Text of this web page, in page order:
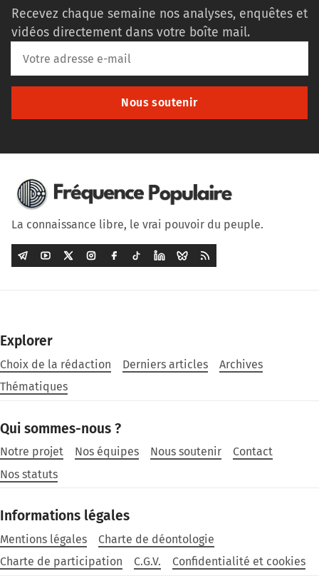
Recevez chaque semaine nos analyses, enquêtes et
vidéos directement dans votre boîte mail.
Nous soutenir
La connaissance libre, le vrai pouvoir du peuple.
Explorer
Choix de la rédaction Derniers articles
Archives
Thématiques
Qui sommes-nous ?
Notre projet Nos équipes Nous soutenir
Contact
Nos statuts
Informations légales
Mentions légales
Charte de déontologie
Charte de participation
C.G.V. Confidentialité et cookies